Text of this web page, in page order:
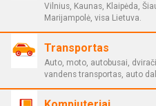
Vilnius, Kaunas, Klaipėda,
Marijampolė, visa Lietuva.
Transportas
Auto, moto, autobusai,
vandens transportas, auto